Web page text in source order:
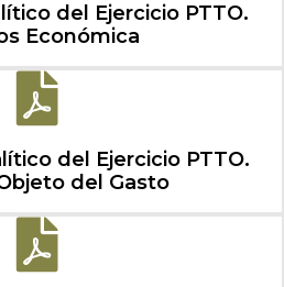
del Ejercicio PTTO.
Económica
del Ejercicio PTTO.
del Gasto